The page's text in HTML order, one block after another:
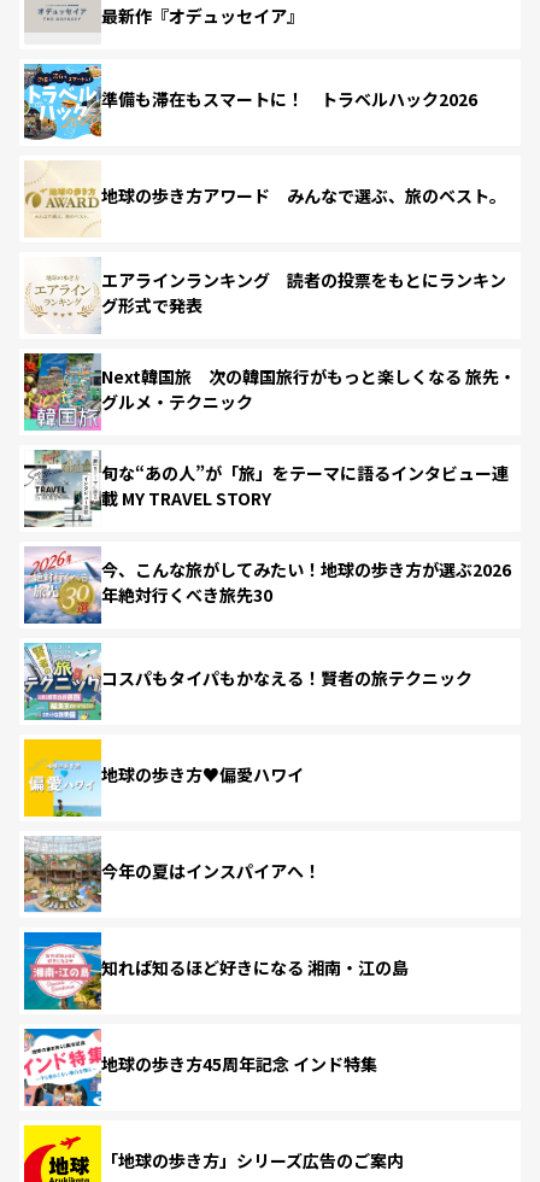
最新作『オデュッセイア』
準備も滞在もスマートに！ トラベルハック2026
地球の歩き方アワード みんなで選ぶ、旅のベスト。
エアラインランキング 読者の投票をもとにランキン
グ形式で発表
Next韓国旅 次の韓国旅行がもっと楽しくなる 旅先・
グルメ・テクニック
旬な“あの人”が「旅」をテーマに語るインタビュー連
載 MY TRAVEL STORY
今、こんな旅がしてみたい！地球の歩き方が選ぶ2026
年絶対行くべき旅先30
コスパもタイパもかなえる！賢者の旅テクニック
地球の歩き方♥偏愛ハワイ
今年の夏はインスパイアへ！
知れば知るほど好きになる 湘南・江の島
地球の歩き方45周年記念 インド特集
「地球の歩き方」シリーズ広告のご案内